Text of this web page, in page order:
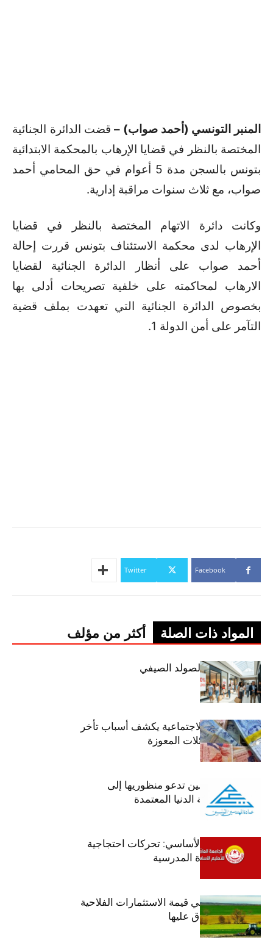
المنبر التونسي (أحمد صواب) – قضت الدائرة الجنائية
المختصة بالنظر في قضايا الإرهاب بالمحكمة الابتدائية
بتونس بالسجن مدة 5 أعوام في حق المحامي أحمد
صواب، مع ثلاث سنوات مراقبة إدارية.
وكانت دائرة الاتهام المختصة بالنظر في قضايا
الإرهاب لدى محكمة الاستئناف بتونس قررت إحالة
أحمد صواب على أنظار الدائرة الجنائية لقضايا
الارهاب لمحاكمته على خلفية تصريحات أدلى بها
بخصوص الدائرة الجنائية التي تعهدت بملف قضية
التآمر على أمن الدولة 1.
Facebook
Twitter
المواد ذات الصلة أكثر من مؤلف
اليوم: إنطلاق الصولد الصيفي
وزير الشؤون الاجتماعية يكشف أسباب تأخر
صرف منح العائلات المعوزة
عمادة المهندسين تدعو منظوريها إلى
احترام التعريفة الدنيا المعتمدة
جامعة التعليم الأساسي: تحركات احتجاجية
تزامنا مع العودة المدرسية
ارتفاع بـ15% في قيمة الاستثمارات الفلاحية
الخاصة المصادق عليها